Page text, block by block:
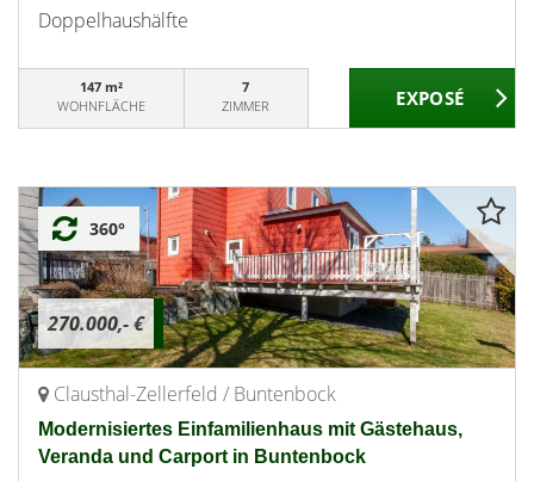
Doppelhaushälfte
147 m²
WOHNFLÄCHE
7
ZIMMER
270.000,- €
360°
Clausthal-Zellerfeld / Buntenbock
Modernisiertes Einfamilienhaus mit Gästehaus,
Veranda und Carport in Buntenbock